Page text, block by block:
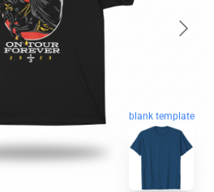
blank template